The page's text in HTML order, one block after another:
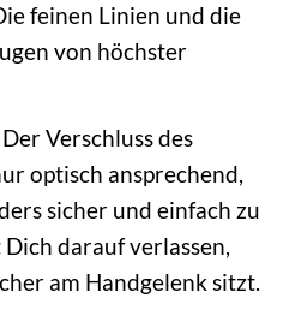
feinen Linien und die
von höchster
Der Verschluss des
optisch ansprechend,
sicher und einfach zu
darauf verlassen,
am Handgelenk sitzt.